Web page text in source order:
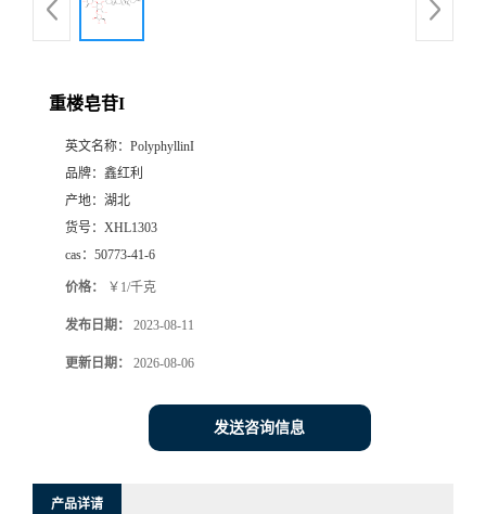
重楼皂苷I
英文名称： PolyphyllinI
品牌： 鑫红利
产地： 湖北
货号： XHL1303
cas： 50773-41-6
价格： ￥1/千克
发布日期： 2023-08-11
更新日期： 2026-08-06
发送咨询信息
产品详请